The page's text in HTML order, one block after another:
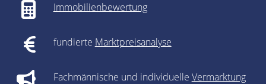
Immobilienbewertung
fundierte Marktpreisanalyse
Fachmännische und individuelle Vermarktung